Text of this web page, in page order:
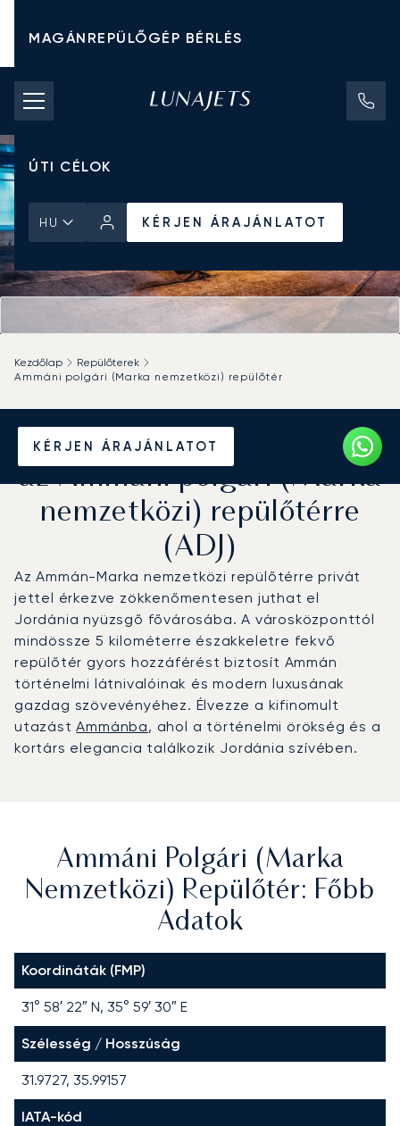
MAGÁNREPÜLŐGÉP BÉRLÉS
CHARTER ÁRAK
MAGÁNREPÜLŐGÉPEK
ÚTI CÉLOK
HU KÉRJEN ÁRAJÁNLATOT
KÉRJEN ÁRAJÁNLATOT
Kezdőlap
Repülőterek
Ammáni polgári (Marka nemzetközi) repülőtér
Magánrepülőgép bérlése
az Ammáni polgári (Marka
nemzetközi) repülőtérre
(ADJ)
Az Ammán-Marka nemzetközi repülőtérre privát
jettel érkezve zökkenőmentesen juthat el
Jordánia nyüzsgő fővárosába. A városközponttól
mindössze 5 kilométerre északkeletre fekvő
repülőtér gyors hozzáférést biztosít Ammán
történelmi látnivalóinak és modern luxusának
gazdag szövevényéhez. Élvezze a kifinomult
utazástAmmánba, ahol a történelmi örökség és a
kortárs elegancia találkozik Jordánia szívében.
Ammáni Polgári (Marka
Nemzetközi) Repülőtér: Főbb
Adatok
Koordináták (FMP)
31° 58′ 22″ N, 35° 59′ 30″ E
Szélesség / Hosszúság
31.9727, 35.99157
IATA-kód